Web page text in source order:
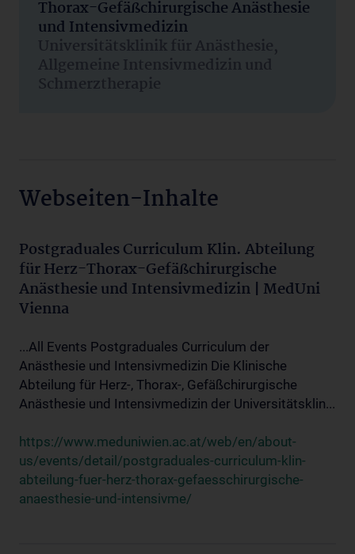
Thorax-Gefäßchirurgische Anästhesie
und Intensivmedizin
Universitätsklinik für Anästhesie,
Allgemeine Intensivmedizin und
Schmerztherapie
Webseiten-Inhalte
Postgraduales Curriculum Klin. Abteilung
für Herz-Thorax-Gefäßchirurgische
Anästhesie und Intensivmedizin | MedUni
Vienna
...All Events Postgraduales Curriculum der
Anästhesie und Intensivmedizin Die Klinische
Abteilung für Herz-, Thorax-, Gefäßchirurgische
Anästhesie und Intensivmedizin der Universitätsklin...
https://www.meduniwien.ac.at/web/en/about-
us/events/detail/postgraduales-curriculum-klin-
abteilung-fuer-herz-thorax-gefaesschirurgische-
anaesthesie-und-intensivme/